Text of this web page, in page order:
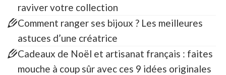
raviver votre collection
Comment ranger ses bijoux ? Les meilleures
astuces d’une créatrice
Cadeaux de Noël et artisanat français : faites
mouche à coup sûr avec ces 9 idées originales